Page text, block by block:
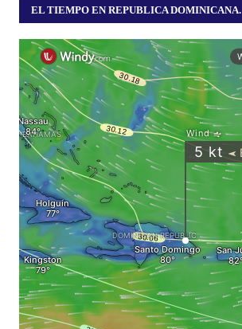
EL TIEMPO EN REPUBLICA DOMINICANA.